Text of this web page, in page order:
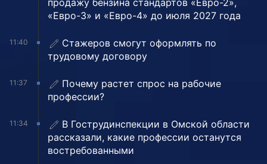
продажу бензина стандартов «Евро-2»,
«Евро-3» и «Евро-4» до июля 2027 года
11:40
Стажеров смогут оформлять по
трудовому договору
11:37
Почему растет спрос на рабочие
профессии?
11:34
В Гострудинспекции в Омской области
рассказали, какие профессии останутся
востребованными